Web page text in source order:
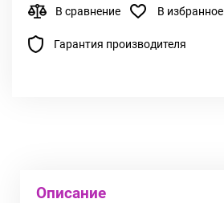
В сравнение В избранное
Гарантия производителя
Описание